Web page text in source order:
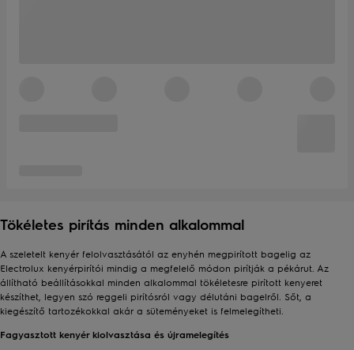
Tökéletes pirítás minden alkalommal
A szeletelt kenyér felolvasztásától az enyhén megpirított bagelig az
Electrolux kenyérpirítói mindig a megfelelő módon pirítják a pékárut. Az
állítható beállításokkal minden alkalommal tökéletesre pirított kenyeret
készíthet, legyen szó reggeli pirítósról vagy délutáni bagelről. Sőt, a
kiegészítő tartozékokkal akár a süteményeket is felmelegítheti.
Fagyasztott kenyér kiolvasztása és újramelegítés